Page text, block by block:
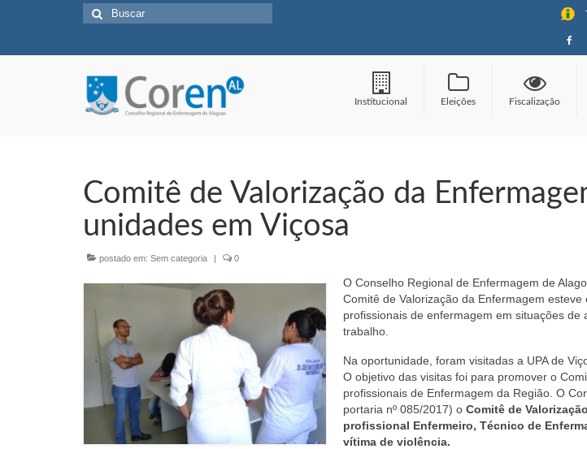
Buscar
por:
Institucional Eleições Fiscalização
Comitê de Valorização da
unidades em Viçosa
postado em: Sem categoria | 0
O Conselho Regional de Enfermagem de
Comitê de Valorização da Enfermagem
profissionais de enfermagem em situações de
trabalho.
Na oportunidade, foram visitadas a UPA de
O objetivo das visitas foi para promover o
profissionais de Enfermagem da Região. O
portaria nº 085/2017) o Comitê de
profissional Enfermeiro, Técnico de
vítima de violência.